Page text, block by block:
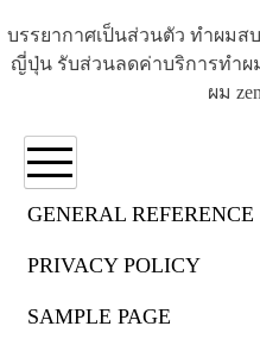
บรรยากาศเป็นส่วนตัว ทำผมส
ญี่ปุ่น รับส่วนลดค่าบริการทำผ
ผม
GENERAL
PRIVACY POLICY
SAMPLE PAGE
Meekin365: Are You